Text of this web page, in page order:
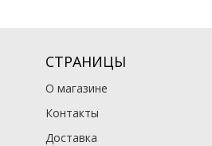
СТРАНИЦЫ
О магазине
Контакты
Доставка